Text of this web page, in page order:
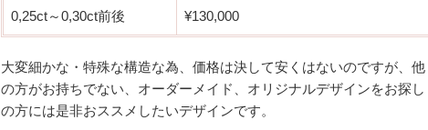
0,25ct～0,30ct前後 ¥130,000
大変細かな・特殊な構造な為、価格は決して安くはないのですが、他
の方がお持ちでない、オーダーメイド、オリジナルデザインをお探し
の方には是非おススメしたいデザインです。